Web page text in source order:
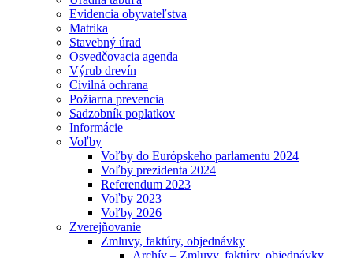
Evidencia obyvateľstva
Matrika
Stavebný úrad
Osvedčovacia agenda
Výrub drevín
Civilná ochrana
Požiarna prevencia
Sadzobník poplatkov
Informácie
Voľby
Voľby do Európskeho parlamentu 2024
Voľby prezidenta 2024
Referendum 2023
Voľby 2023
Voľby 2026
Zverejňovanie
Zmluvy, faktúry, objednávky
Archív – Zmluvy, faktúry, objednávky